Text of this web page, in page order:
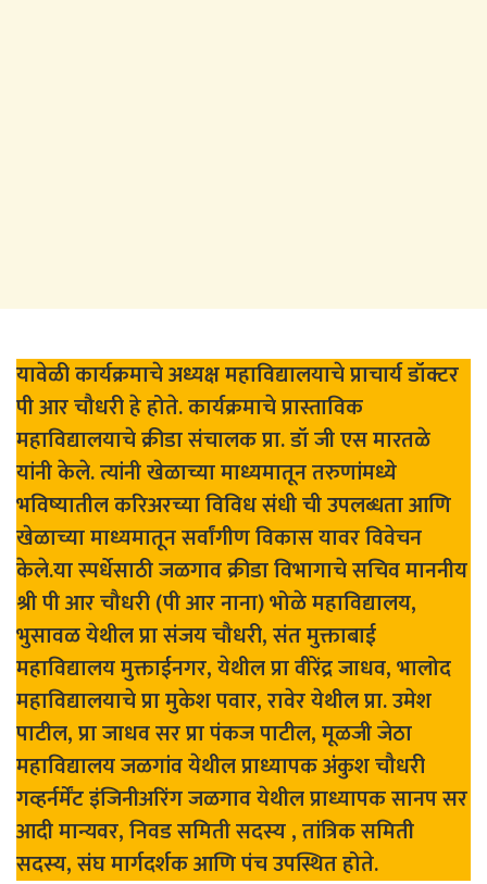
यावेळी कार्यक्रमाचे अध्यक्ष महाविद्यालयाचे प्राचार्य डॉक्टर
पी आर चौधरी हे होते. कार्यक्रमाचे प्रास्ताविक
महाविद्यालयाचे क्रीडा संचालक प्रा. डॉ जी एस मारतळे
यांनी केले. त्यांनी खेळाच्या माध्यमातून तरुणांमध्ये
भविष्यातील करिअरच्या विविध संधी ची उपलब्धता आणि
खेळाच्या माध्यमातून सर्वांगीण विकास यावर विवेचन
केले.या स्पर्धेसाठी जळगाव क्रीडा विभागाचे सचिव माननीय
श्री पी आर चौधरी (पी आर नाना) भोळे महाविद्यालय,
भुसावळ येथील प्रा संजय चौधरी, संत मुक्ताबाई
महाविद्यालय मुक्ताईनगर, येथील प्रा वीरेंद्र जाधव, भालोद
महाविद्यालयाचे प्रा मुकेश पवार, रावेर येथील प्रा. उमेश
पाटील, प्रा जाधव सर प्रा पंकज पाटील, मूळजी जेठा
महाविद्यालय जळगांव येथील प्राध्यापक अंकुश चौधरी
गव्हर्नर्मेंट इंजिनीअरिंग जळगाव येथील प्राध्यापक सानप सर
आदी मान्यवर, निवड समिती सदस्य , तांत्रिक समिती
सदस्य, संघ मार्गदर्शक आणि पंच उपस्थित होते.